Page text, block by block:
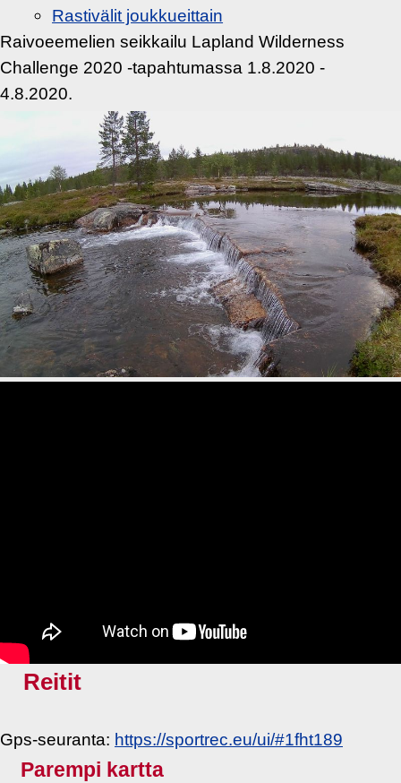
Rastivälit joukkueittain
Raivoeemelien seikkailu Lapland Wilderness
Challenge 2020 -tapahtumassa 1.8.2020 -
4.8.2020.
Reitit
Gps-seuranta: https://sportrec.eu/ui/#1fht189
Parempi kartta